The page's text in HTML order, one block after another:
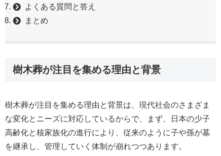
よくある質問と答え
まとめ
樹木葬が注目を集める理由と背景
樹木葬が注目を集める理由と背景は、現代社会のさまざま
な変化とニーズに対応しているからで、まず、日本の少子
高齢化と核家族化の進行により、従来のように子や孫が墓
を継承し、管理していく体制が崩れつつあります。